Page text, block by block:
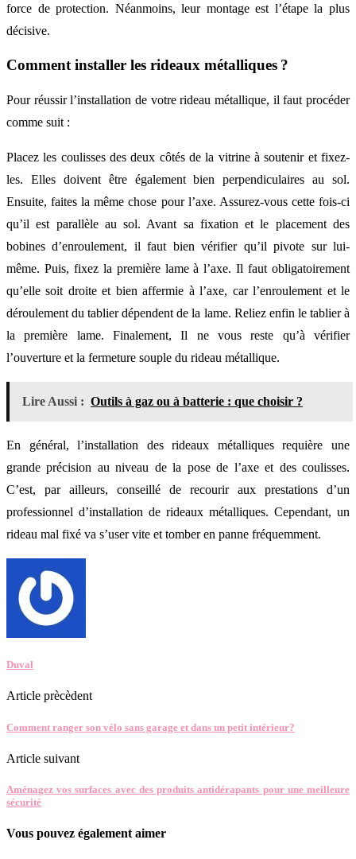
force de protection. Néanmoins, leur montage est l’étape la plus
décisive.
Comment installer les rideaux métalliques ?
Pour réussir l’installation de votre rideau métallique, il faut procéder
comme suit :
Placez les coulisses des deux côtés de la vitrine à soutenir et fixez-
les. Elles doivent être également bien perpendiculaires au sol.
Ensuite, faites la même chose pour l’axe. Assurez-vous cette fois-ci
qu’il est parallèle au sol. Avant sa fixation et le placement des
bobines d’enroulement, il faut bien vérifier qu’il pivote sur lui-
même. Puis, fixez la première lame à l’axe. Il faut obligatoirement
qu’elle soit droite et bien affermie à l’axe, car l’enroulement et le
déroulement du tablier dépendent de la lame. Reliez enfin le tablier à
la première lame. Finalement, Il ne vous reste qu’à vérifier
l’ouverture et la fermeture souple du rideau métallique.
Lire Aussi : Outils à gaz ou à batterie : que choisir ?
En général, l’installation des rideaux métalliques requière une
grande précision au niveau de la pose de l’axe et des coulisses.
C’est, par ailleurs, conseillé de recourir aux prestations d’un
professionnel d’installation de rideaux métalliques. Cependant, un
rideau mal fixé va s’user vite et tomber en panne fréquemment.
Duval
Article prècèdent
Comment ranger son vélo sans garage et dans un petit intérieur?
Article suivant
Aménagez vos surfaces avec des produits antidérapants pour une meilleure
sécurité
Vous pouvez également aimer